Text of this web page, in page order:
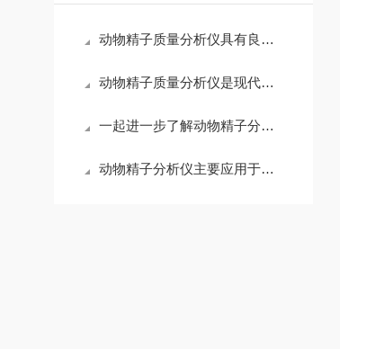
动物精子质量分析仪具有良好的适应性和通用性
动物精子质量分析仪是现代畜牧业中的重要设备
一起进一步了解动物精子分析仪的实际效用
动物精子分析仪主要应用于畜牧繁殖行业中